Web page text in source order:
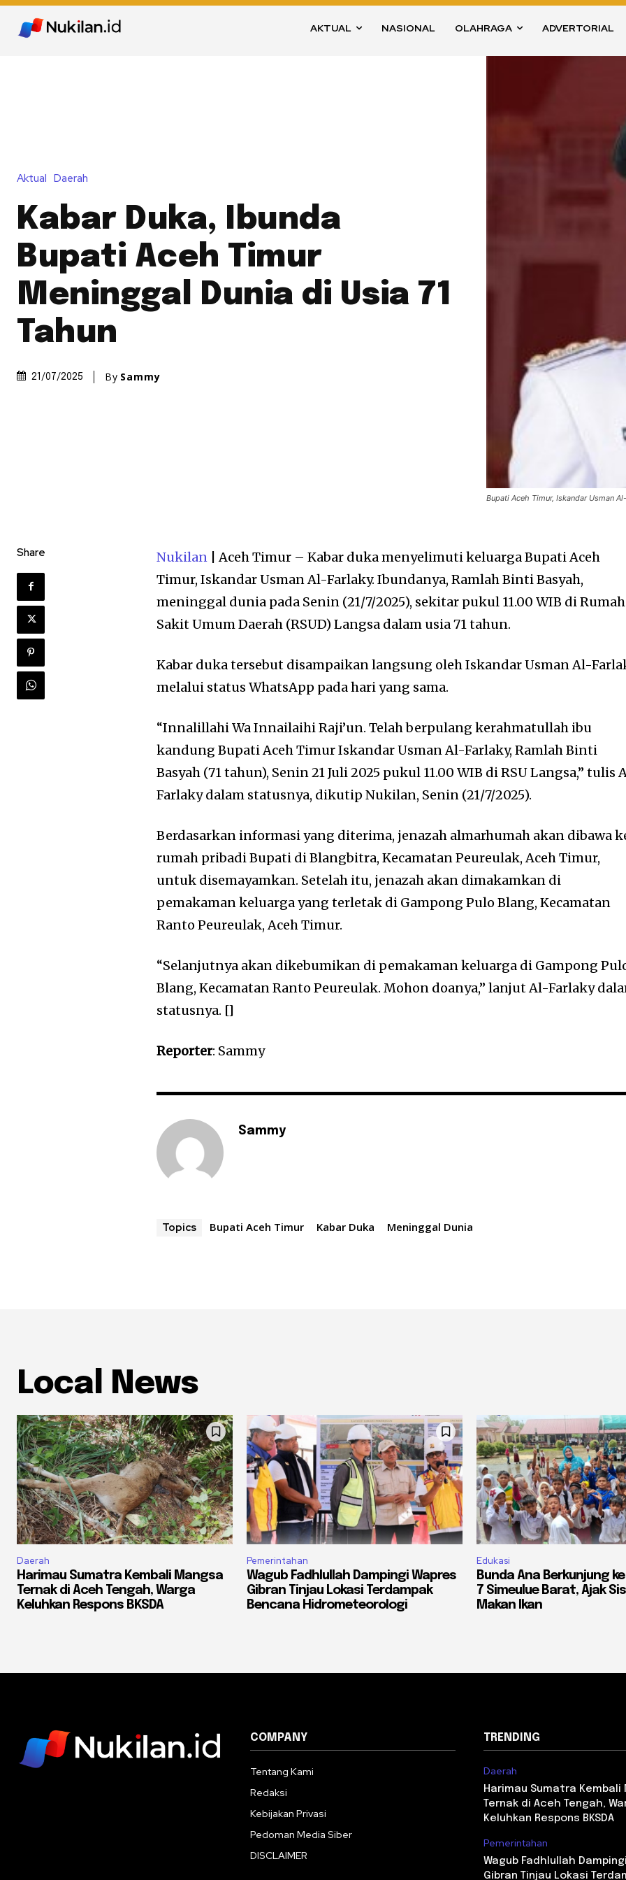
AKTUAL NASIONAL OLAHRAGA ADVERTORIAL
Aktual Daerah
Kabar Duka, Ibunda
Bupati Aceh Timur
Meninggal Dunia di Usia 71
Tahun
21/07/2025 By Sammy
Bupati Aceh Timur, Iskandar Usman
Share Nukilan | Aceh Timur – Kabar duka menyelimuti keluarga Bupati Aceh
Timur, Iskandar Usman Al-Farlaky. Ibundanya, Ramlah Binti Basyah,
meninggal dunia pada Senin (21/7/2025), sekitar pukul 11.00 WIB di Rumah
Sakit Umum Daerah (RSUD) Langsa dalam usia 71 tahun.
Kabar duka tersebut disampaikan langsung oleh Iskandar Usman Al-
melalui status WhatsApp pada hari yang sama.
“Innalillahi Wa Innailaihi Raji’un. Telah berpulang kerahmatullah ibu
kandung Bupati Aceh Timur Iskandar Usman Al-Farlaky, Ramlah Binti
Basyah (71 tahun), Senin 21 Juli 2025 pukul 11.00 WIB di RSU Langsa,” tulis
Farlaky dalam statusnya, dikutip Nukilan, Senin (21/7/2025).
Berdasarkan informasi yang diterima, jenazah almarhumah akan dibawa
rumah pribadi Bupati di Blangbitra, Kecamatan Peureulak, Aceh Timur,
untuk disemayamkan. Setelah itu, jenazah akan dimakamkan di
pemakaman keluarga yang terletak di Gampong Pulo Blang, Kecamatan
Ranto Peureulak, Aceh Timur.
“Selanjutnya akan dikebumikan di pemakaman keluarga di Gampong
Blang, Kecamatan Ranto Peureulak. Mohon doanya,” lanjut Al-Farlaky
statusnya. []
Reporter: Sammy
Sammy
Topics Bupati Aceh Timur Kabar Duka Meninggal Dunia
Local News
Daerah
Harimau Sumatra Kembali Mangsa
Ternak di Aceh Tengah, Warga
Keluhkan Respons BKSDA
Pemerintahan
Wagub Fadhlullah Dampingi Wapres
Gibran Tinjau Lokasi Terdampak
Bencana Hidrometeorologi
Edukasi
Bunda Ana Berkunjung
7 Simeulue Barat, Ajak
Makan Ikan
COMPANY
Tentang Kami
Redaksi
Kebijakan Privasi
Pedoman Media Siber
DISCLAIMER
TRENDING
Daerah
Harimau Sumatra Kembali
Ternak di Aceh Tengah,
Keluhkan Respons BKSDA
Pemerintahan
Wagub Fadhlullah
Gibran Tinjau Lokasi